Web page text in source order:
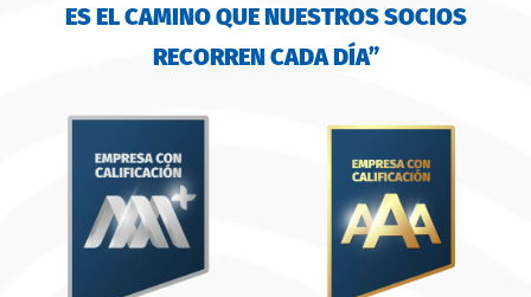
ES EL CAMINO QUE NUESTROS SOCIOS
RECORREN CADA DÍA”